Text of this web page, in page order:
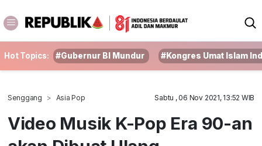
Hot Topics: #Gubernur BI Mundur #Kongres Umat Islam
Senggang Asia Pop Sabtu , 06 Nov 2021, 13:52 WIB
Video Musik K-Pop Era 90-an